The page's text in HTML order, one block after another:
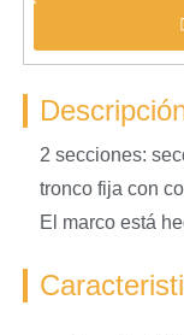
2 secciones:
tronco fija con
El marco está